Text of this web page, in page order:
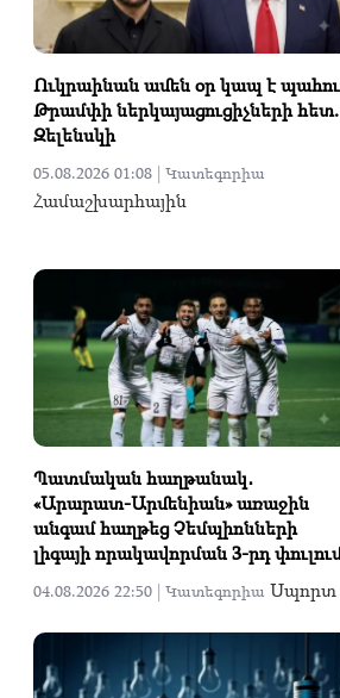
Ուկրաինան ամեն օր կապ է
Թրամփի ներկայացուցիչների հետ.
Զելենսկի
05.08.2026 01:08 | Կատեգորիա
Համաշխարհային
Պատմական հաղթանակ․
«Արարատ-Արմենիան» առաջին
անգամ հաղթեց Չեմպիոնների
լիգայի որակավորման 3-րդ
04.08.2026 22:50 | Կատեգորիա Սպորտ